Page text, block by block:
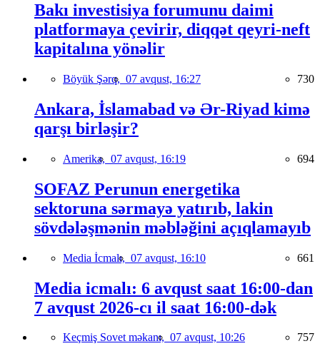
Bakı investisiya forumunu daimi
platformaya çevirir, diqqət qeyri-neft
kapitalına yönəlir
Böyük Şərq, 07 avqust, 16:27 730
Ankara, İslamabad və Ər-Riyad kimə
qarşı birləşir?
Amerika, 07 avqust, 16:19 694
SOFAZ Perunun energetika
sektoruna sərmayə yatırıb, lakin
sövdələşmənin məbləğini açıqlamayıb
Media İcmalı, 07 avqust, 16:10 661
Media icmalı: 6 avqust saat 16:00-dan
7 avqust 2026-cı il saat 16:00-dək
Keçmiş Sovet məkanı, 07 avqust, 10:26 757